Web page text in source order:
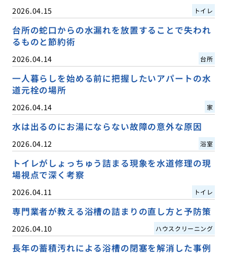
2026.04.15 トイレ
台所の蛇口からの水漏れを放置することで失われ
るものと節約術
2026.04.14 台所
一人暮らしを始める前に把握したいアパートの水
道元栓の場所
2026.04.14 家
水は出るのにお湯にならない故障の意外な原因
2026.04.12 浴室
トイレがしょっちゅう詰まる現象を水道修理の現
場視点で深く考察
2026.04.11 トイレ
専門業者が教える浴槽の詰まりの直し方と予防策
2026.04.10 ハウスクリーニング
長年の蓄積汚れによる浴槽の閉塞を解消した事例